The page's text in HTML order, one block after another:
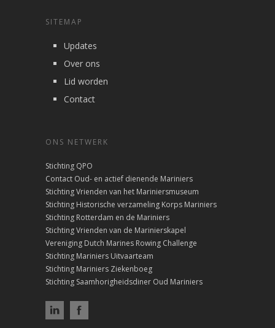
SITEMAP
Updates
Over ons
Lid worden
Contact
ONS NETWERK
Stichting QPO
Contact Oud- en actief dienende Mariniers
Stichting Vrienden van het Mariniersmuseum
Stichting Historische verzameling Korps Mariniers
Stichting Rotterdam en de Mariniers
Stichting Vrienden van de Marinierskapel
Vereniging Dutch Marines Rowing Challenge
Stichting Mariniers Uitvaarteam
Stichting Mariniers Ziekenboeg
Stichting Saamhorigheidsdiner Oud Mariniers